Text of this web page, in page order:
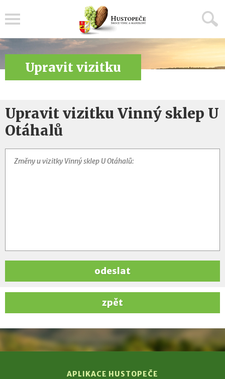
Upravit vizitku
Upravit vizitku Vinný sklep U
Otáhalů
odeslat
zpět
APLIKACE HUSTOPEČE